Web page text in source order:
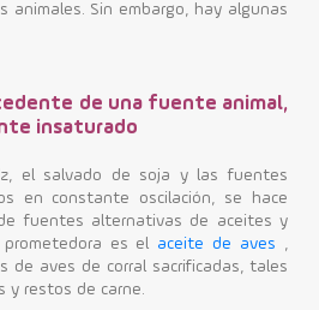
animales. Sin embargo, hay algunas
de una fuente animal,
insaturado
el salvado de soja y las fuentes
en constante oscilación, se hace
fuentes alternativas de aceites y
es el aceite de aves
,
de aves de corral sacrificadas, tales
y restos de carne.